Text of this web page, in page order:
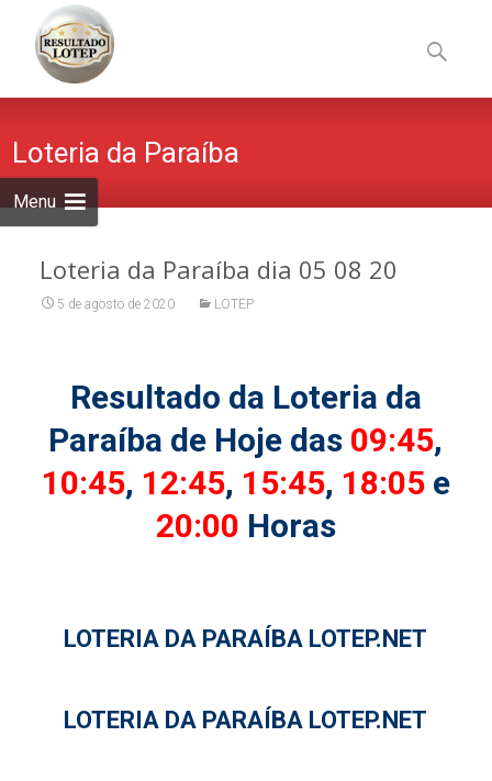
Menu
to
content
por:
Loteria da Paraíba
Loteria da Paraíba dia 05 08 20
5 de agosto de 2020 LOTEP
Resultado da Loteria da
Paraíba de Hoje das 09:45,
10:45, 12:45, 15:45, 18:05 e
20:00 Horas
LOTERIA DA PARAÍBA LOTEP.NET
LOTERIA DA PARAÍBA LOTEP.NET